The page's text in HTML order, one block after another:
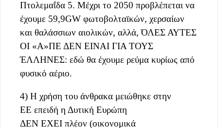
Πτολεμαΐδα 5. Μέχρι το 2050 προβλέπεται να
έχουμε 59,9GW φωτοβολταϊκών, χερσαίων
και θαλάσσιων αιολικών, αλλά, ΌΛΕΣ ΑΥΤΕΣ
ΟΙ «Α»ΠΕ ΔΕΝ ΕΙΝΑΙ ΓΙΑ ΤΟΥΣ
ΈΛΛΗΝΕΣ: εδώ θα έχουμε ρεύμα κυρίως από
φυσικό αέριο.
4) Η χρήση του άνθρακα μειώθηκε στην
ΕΕ επειδή η Δυτική Ευρώπη
ΔΕΝ ΕΧΕΙ πλέον (οικονομικά